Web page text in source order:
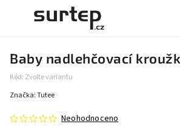
Baby nadlehčovací
Kód: Zvolte variantu
Neohodnoceno
Značka:Tutee